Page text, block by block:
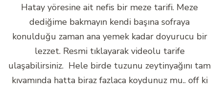
Hatay yöresine ait nefis bir meze tarifi. Meze
dediğime bakmayın kendi başına sofraya
konulduğu zaman ana yemek kadar doyurucu bir
lezzet. Resmi tıklayarak videolu tarife
ulaşabilirsiniz. Hele birde tuzunu zeytinyağını tam
kıvamında hatta biraz fazlaca koydunuz mu.. off ki